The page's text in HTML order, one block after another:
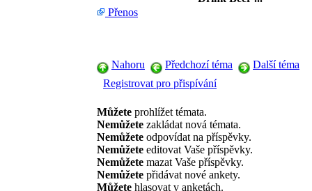
Přenos
Nahoru Předchozí téma
Další téma
Registrovat pro přispívání
Můžete prohlížet témata.
Nemůžete zakládat nová témata.
Nemůžete odpovídat na příspěvky.
Nemůžete editovat Vaše příspěvky.
Nemůžete mazat Vaše příspěvky.
Nemůžete přidávat nové ankety.
Můžete hlasovat v anketách.